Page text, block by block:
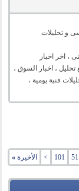
و تحليلات
، اخر اخبار
تحليل ، اخبار السوق ،
فنية يومية ،
51
101
> الأخيرة »